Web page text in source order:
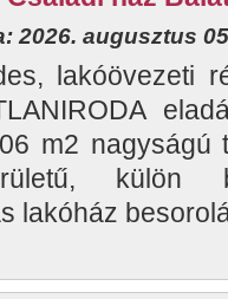
2026. augusztus
lakóövezeti
m2 nagyságú
külön
lakóház